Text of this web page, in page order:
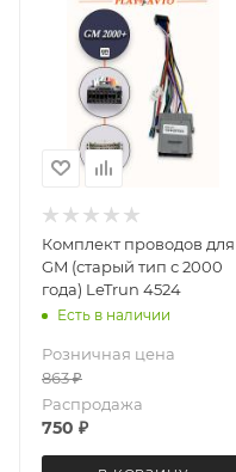
Комплект проводов для
GM (старый тип с 2000
года) LeTrun 4524
Есть в наличии
Розничная цена
863₽
Распродажа
750 ₽